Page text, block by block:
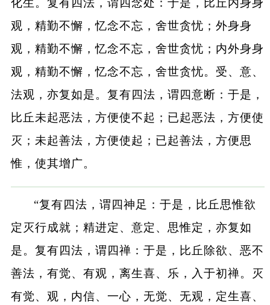
化生。复有四法，谓四念处：于是，比丘内身身
观，精勤不懈，忆念不忘，舍世贪忧；外身身
观，精勤不懈，忆念不忘，舍世贪忧；内外身身
观，精勤不懈，忆念不忘，舍世贪忧。受、意、
法观，亦复如是。复有四法，谓四意断：于是，
比丘未起恶法，方便使不起；已起恶法，方便使
灭；未起善法，方便使起；已起善法，方便思
惟，使其增广。
“复有四法，谓四神足：于是，比丘思惟欲
定灭行成就；精进定、意定、思惟定，亦复如
是。复有四法，谓四禅：于是，比丘除欲、恶不
善法，有觉、有观，离生喜、乐，入于初禅。灭
有觉、观，内信、一心，无觉、无观，定生喜、